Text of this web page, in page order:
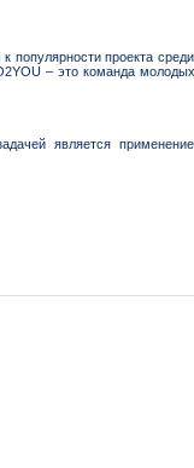
популярности проекта
– это команда молодых
является